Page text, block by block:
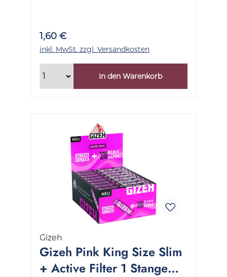
1,60 €
inkl. MwSt. zzgl. Versandkosten
In den Warenkorb
Gizeh
Gizeh Pink King Size Slim
+ Active Filter 1 Stange